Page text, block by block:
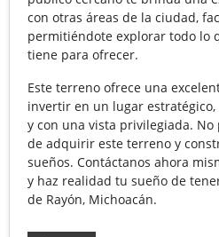
con otras áreas de la ciudad,
permitiéndote explorar todo lo
tiene para ofrecer.
Este terreno ofrece una
invertir en un lugar
y con una vista privilegiada.
de adquirir este terreno y
sueños. Contáctanos ahora
y haz realidad tu sueño de
de Rayón, Michoacán.